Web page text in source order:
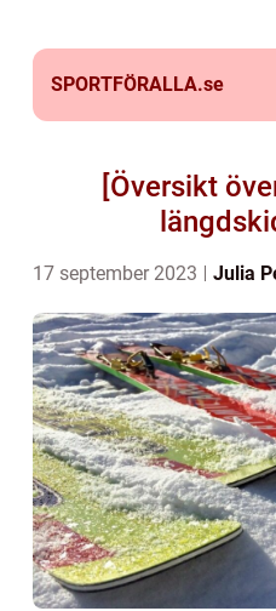
SPORTFÖRALLA.se
[Översikt
17 september 2023 Julia